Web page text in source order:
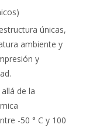
únicas,
ambiente y
y
de la
-50 ° C y 100